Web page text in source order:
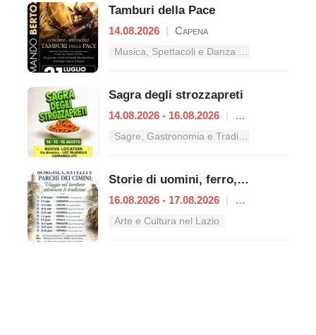
Tamburi della Pace
14.08.2026 | Capena
Sagra degli strozzapreti
14.08.2026 - 16.08.2026 |
Storie di uomini, ferro, acque e cartiere
16.08.2026 - 17.08.2026 |
Arte e Cultura nel Lazio